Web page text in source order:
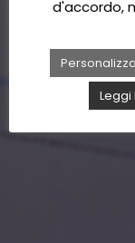
d'accordo,